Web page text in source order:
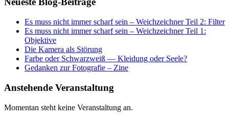
Es muss nicht immer scharf sein – Weichzeichner Teil 2: Filter
Es muss nicht immer scharf sein – Weichzeichner Teil 1:
Objektive
Die Kamera als Störung
Farbe oder Schwarzweiß — Kleidung oder Seele?
Gedanken zur Fotografie – Zine
Anstehende Veranstaltung
Momentan steht keine Veranstaltung an.